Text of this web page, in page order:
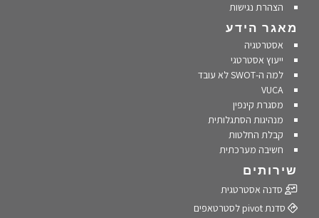
הצהרת נגישות
מאגר הידע
אסטרטגיה
ייעוץ אסטרטגי
למה ה-SWOT לא עובד
VUCA
מסגרת קינפין
מנהיגות הסתגלותית
קבלת החלטות
חשיבה מערכתית
שירותים
סדנה אסטרטגית
סדנת pivot לסטרטאפים